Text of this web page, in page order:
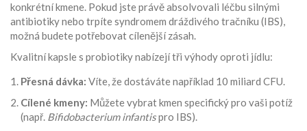
konkrétní kmene. Pokud jste právě absolvovali léčbu silnými
antibiotiky nebo trpíte syndromem dráždivého tračníku (IBS),
možná budete potřebovat cílenější zásah.
Kvalitní kapsle s probiotiky nabízejí tři výhody oproti jídlu:
Přesná dávka: Víte, že dostáváte například 10 miliard CFU.
Cílené kmeny: Můžete vybrat kmen specifický pro vaši potíž
(např. Bifidobacterium infantispro IBS).